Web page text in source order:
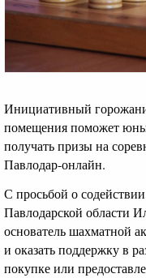
Инициативный
помещения поможет
получать призы на
Павлодар-онлайн.
С просьбой о
Павлодарской области
основатель шахматной
и оказать поддержку в
покупке или